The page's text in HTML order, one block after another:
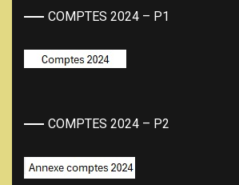
COMPTES 2024 – P1
COMPTES 2024 – P2